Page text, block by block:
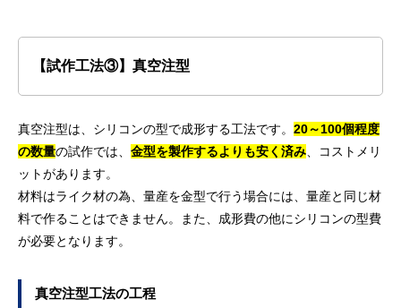
【試作工法③】真空注型
真空注型は、シリコンの型で成形する工法です。 20～100個程度
の数量の試作では、 金型を製作するよりも安く済み 、コストメリ
ットがあります。
材料はライク材の為、量産を金型で行う場合には、量産と同じ材
料で作ることはできません。また、成形費の他にシリコンの型費
が必要となります。
真空注型工法の工程